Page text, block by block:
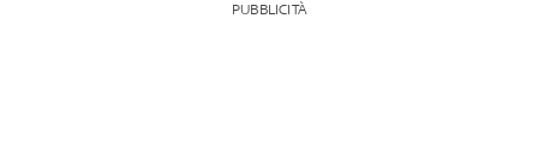
PUBBLICITÀ